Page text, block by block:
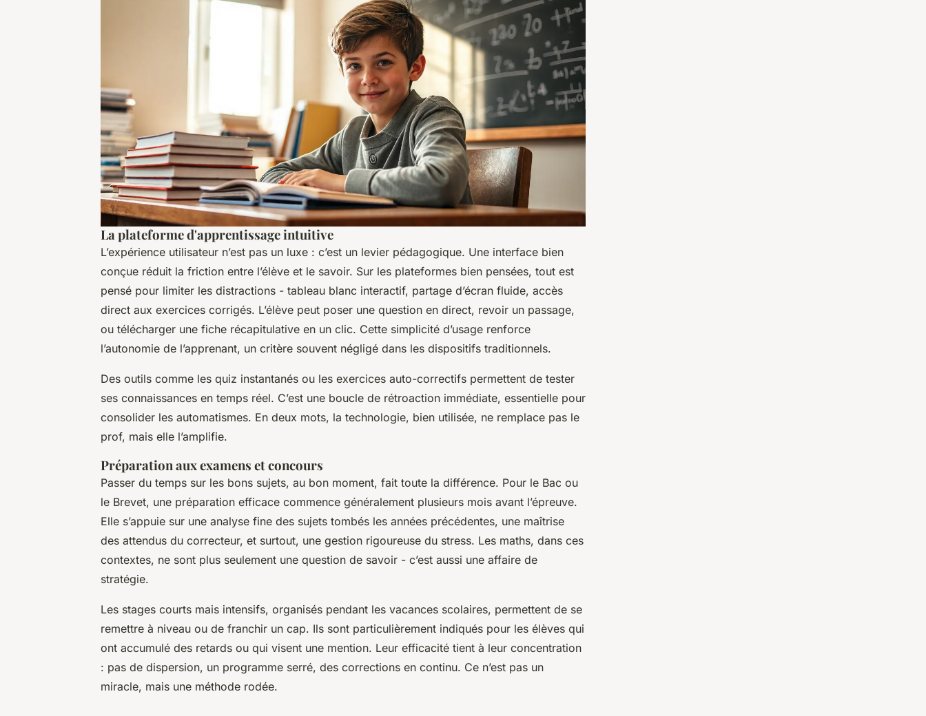
La plateforme d'apprentissage intuitive
L’expérience utilisateur n’est pas un luxe : c’est un levier pédagogique. Une interface bien
conçue réduit la friction entre l’élève et le savoir. Sur les plateformes bien pensées, tout est
pensé pour limiter les distractions - tableau blanc interactif, partage d’écran fluide, accès
direct aux exercices corrigés. L’élève peut poser une question en direct, revoir un passage,
ou télécharger une fiche récapitulative en un clic. Cette simplicité d’usage renforce
l’autonomie de l’apprenant, un critère souvent négligé dans les dispositifs traditionnels.
Des outils comme les quiz instantanés ou les exercices auto-correctifs permettent de tester
ses connaissances en temps réel. C’est une boucle de rétroaction immédiate, essentielle pour
consolider les automatismes. En deux mots, la technologie, bien utilisée, ne remplace pas le
prof, mais elle l’amplifie.
Préparation aux examens et concours
Passer du temps sur les bons sujets, au bon moment, fait toute la différence. Pour le Bac ou
le Brevet, une préparation efficace commence généralement plusieurs mois avant l’épreuve.
Elle s’appuie sur une analyse fine des sujets tombés les années précédentes, une maîtrise
des attendus du correcteur, et surtout, une gestion rigoureuse du stress. Les maths, dans ces
contextes, ne sont plus seulement une question de savoir - c’est aussi une affaire de
stratégie.
Les stages courts mais intensifs, organisés pendant les vacances scolaires, permettent de se
remettre à niveau ou de franchir un cap. Ils sont particulièrement indiqués pour les élèves qui
ont accumulé des retards ou qui visent une mention. Leur efficacité tient à leur concentration
: pas de dispersion, un programme serré, des corrections en continu. Ce n’est pas un
miracle, mais une méthode rodée.